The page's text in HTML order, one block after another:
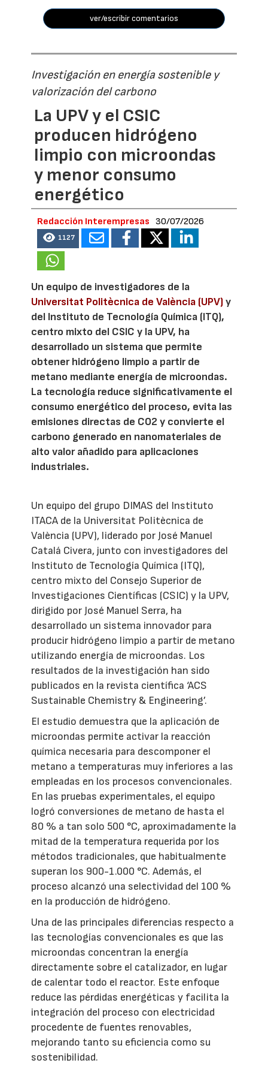
ver/escribir comentarios
Investigación en energía sostenible y
valorización del carbono
La UPV y el CSIC
producen hidrógeno
limpio con microondas
y menor consumo
energético
Redacción Interempresas 30/07/2026
1127
Un equipo de investigadores de la
Universitat Politècnica de València (UPV)y
del Instituto de Tecnología Química (ITQ),
centro mixto del CSIC y la UPV, ha
desarrollado un sistema que permite
obtener hidrógeno limpio a partir de
metano mediante energía de microondas.
La tecnología reduce significativamente el
consumo energético del proceso, evita las
emisiones directas de CO2 y convierte el
carbono generado en nanomateriales de
alto valor añadido para aplicaciones
industriales.
Un equipo del grupo DIMAS del Instituto
ITACA de la Universitat Politècnica de
València (UPV), liderado por José Manuel
Catalá Civera, junto con investigadores del
Instituto de Tecnología Química (ITQ),
centro mixto del Consejo Superior de
Investigaciones Científicas (CSIC) y la UPV,
dirigido por José Manuel Serra, ha
desarrollado un sistema innovador para
producir hidrógeno limpio a partir de metano
utilizando energía de microondas. Los
resultados de la investigación han sido
publicados en la revista científica ‘ACS
Sustainable Chemistry & Engineering’.
El estudio demuestra que la aplicación de
microondas permite activar la reacción
química necesaria para descomponer el
metano a temperaturas muy inferiores a las
empleadas en los procesos convencionales.
En las pruebas experimentales, el equipo
logró conversiones de metano de hasta el
80 % a tan solo 500 °C, aproximadamente la
mitad de la temperatura requerida por los
métodos tradicionales, que habitualmente
superan los 900-1.000 °C. Además, el
proceso alcanzó una selectividad del 100 %
en la producción de hidrógeno.
Una de las principales diferencias respecto a
las tecnologías convencionales es que las
microondas concentran la energía
directamente sobre el catalizador, en lugar
de calentar todo el reactor. Este enfoque
reduce las pérdidas energéticas y facilita la
integración del proceso con electricidad
procedente de fuentes renovables,
mejorando tanto su eficiencia como su
sostenibilidad.